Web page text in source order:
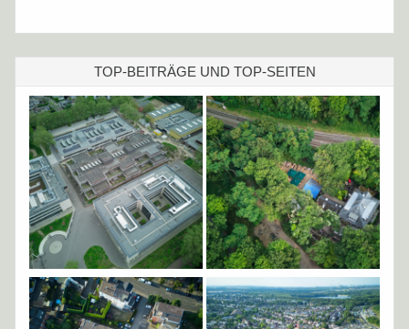
TOP-BEITRÄGE UND TOP-SEITEN